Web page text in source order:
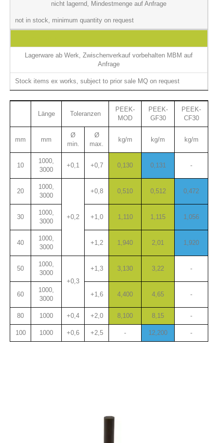
nicht lagernd, Mindestmenge auf Anfrage
not in stock, minimum quantity on request
Lagerware ab Werk, Zwischenverkauf vorbehalten MBM auf
Anfrage
Stock items ex works, subject to prior sale MQ on request
Länge Toleranzen
PEEK-
MOD
PEEK-
GF30
PEEK-
CF30
mm mm
Ø
min.
Ø
max.
kg/m kg/m kg/m
10
1000,
3000
+0,1 +0,7 0,130 0,131 -
20
1000,
3000
+0,2
+0,8 0,510 0,512 0,472
30
1000,
3000
+1,0 1,110 1,115 1,056
40
1000,
3000
+1,2 1,940 2,01 1,920
50
1000,
3000
+0,3
+1,3 3,130 3,22 -
60
1000,
3000
+1,6 4,400 4,65 -
80 1000 +0,4 +2,0 8,100 8,15 -
100 1000 +0,6 +2,5 - 12,200 -